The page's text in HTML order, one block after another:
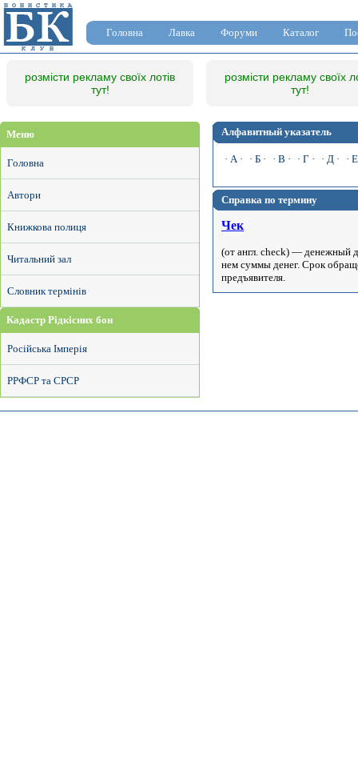
Головна Лавка Форуми Каталог
розмісти рекламу своїх лотів
тут!
розмісти рекламу своїх
тут!
Меню
Головна
Автори
Книжкова полиця
Читальний зал
Словник термінів
Кадастр Рідкісних бон
Російська Імперія
РРФСР та СРСР
Алфавитный указатель
· А · · Б · · В · · Г · · Д · ·
Справка по термину
Чек
(от англ. check) — денежный
нем суммы денег. Срок
предъявителя.